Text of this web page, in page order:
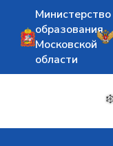
Министерство
образования
Московской
области